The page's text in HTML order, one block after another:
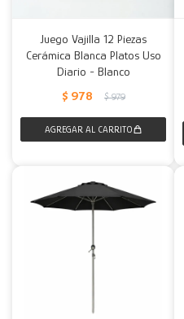
Juego Vajilla 12 Piezas
Cerámica Blanca Platos Uso
Diario - Blanco
$ 978 $ 979